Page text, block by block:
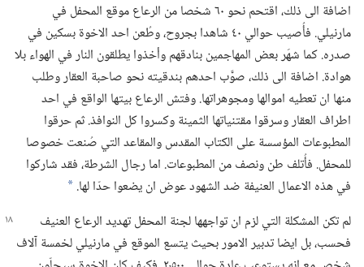
اضافة الى ذلك،‏ اقتحم نحو ٦٠ شخصا من الرعاع موقع المحفل في
مارنيلي.‏ فأُصيب حوالي ٤٠ شاهدا بجروح،‏ وطُعن احد الاخوة بسكين في
صدره.‏ كما شهَر بعض المهاجمين بنادقهم وأخذوا يطلقون النار في الهواء بلا
هوادة.‏ اضافة الى ذلك،‏ صوَّب احدهم بندقيته نحو صاحبة العقار وطلب
منها ان تعطيه اموالها ومجوهراتها.‏ وفتش الرعاع بيتها الواقع في احد
اطراف العقار وسرقوا مقتنياتها الثمينة وكسروا كل النوافذ.‏ ثم حرقوا
المطبوعات المؤسسة على الكتاب المقدس والمقاعد التي صُنعت خصوصا
للمحفل.‏ فأُتلف طن ونصف من المطبوعات.‏ اما رجال الشرطة،‏ فقد شاركوا
في هذه الاعمال العنيفة ضد الشهود عوض ان يضعوا حدّا لها.‏ *
لم تكن المشكلة التي لزم ان تواجهها لجنة المحفل تهديد الرعاع العنيف
فحسب،‏ بل ايضا تدبير الامور بحيث يتسع الموقع في مارنيلي لخمسة آلاف